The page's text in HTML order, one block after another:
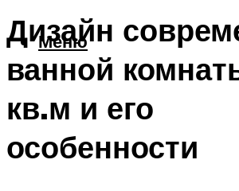
Меню
Дизайн
ванной
кв.м и его
особенности